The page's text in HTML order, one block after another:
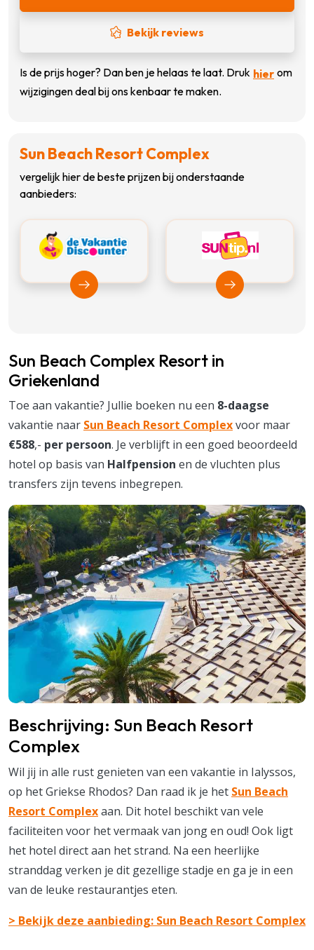
Bekijk reviews
Is de prijs hoger? Dan ben je helaas te laat. Druk hier om
wijzigingen deal bij ons kenbaar te maken.
Sun Beach Resort Complex
vergelijk hier de beste prijzen bij onderstaande
aanbieders:
Bekijk Vakantiediscounter Bekijk Suntip
Sun Beach Complex Resort in
Griekenland
Toe aan vakantie? Jullie boeken nu een 8-daagse
vakantie naar Sun Beach Resort Complexvoor maar
€588,- per persoon. Je verblijft in een goed beoordeeld
hotel op basis van Halfpension en de vluchten plus
transfers zijn tevens inbegrepen.
Beschrijving: Sun Beach Resort
Complex
Wil jij in alle rust genieten van een vakantie in Ialyssos,
op het Griekse Rhodos? Dan raad ik je het Sun Beach
Resort Complexaan. Dit hotel beschikt van vele
faciliteiten voor het vermaak van jong en oud! Ook ligt
het hotel direct aan het strand. Na een heerlijke
stranddag verken je dit gezellige stadje en ga je in een
van de leuke restaurantjes eten.
> Bekijk deze aanbieding: Sun Beach Resort Complex